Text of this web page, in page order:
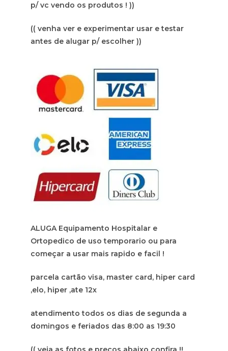
p/ vc vendo os produtos ! ))
(( venha ver e experimentar usar e testar
antes de alugar p/ escolher ))
ALUGA Equipamento Hospitalar e
Ortopedico de uso temporario ou para
começar a usar mais rapido e facil !
parcela cartão visa, master card, hiper card
,elo, hiper ,ate 12x
atendimento todos os dias de segunda a
domingos e feriados das 8:00 as 19:30